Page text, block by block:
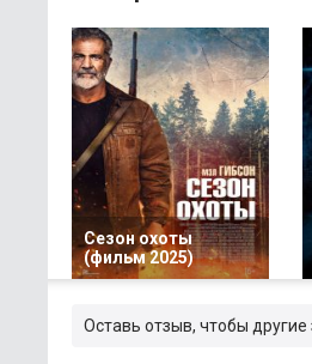
Сезон охоты
(фильм 2025)
Оставь отзыв, чтобы